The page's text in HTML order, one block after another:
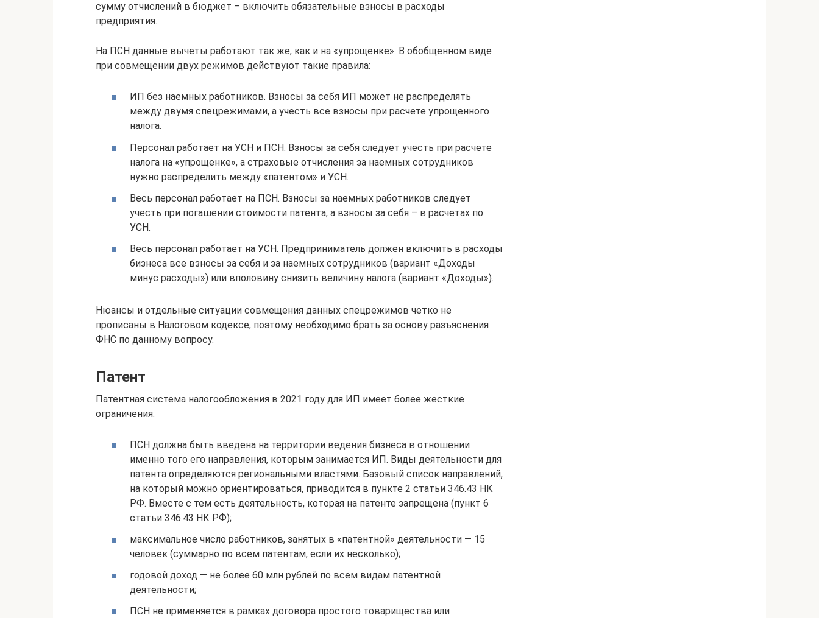
сумму отчислений в бюджет – включить обязательные взносы в расходы
предприятия.
На ПСН данные вычеты работают так же, как и на «упрощенке». В обобщенном виде
при совмещении двух режимов действуют такие правила:
ИП без наемных работников. Взносы за себя ИП может не распределять
между двумя спецрежимами, а учесть все взносы при расчете упрощенного
налога.
Персонал работает на УСН и ПСН. Взносы за себя следует учесть при расчете
налога на «упрощенке», а страховые отчисления за наемных сотрудников
нужно распределить между «патентом» и УСН.
Весь персонал работает на ПСН. Взносы за наемных работников следует
учесть при погашении стоимости патента, а взносы за себя – в расчетах по
УСН.
Весь персонал работает на УСН. Предприниматель должен включить в расходы
бизнеса все взносы за себя и за наемных сотрудников (вариант «Доходы
минус расходы») или вполовину снизить величину налога (вариант «Доходы»).
Нюансы и отдельные ситуации совмещения данных спецрежимов четко не
прописаны в Налоговом кодексе, поэтому необходимо брать за основу разъяснения
ФНС по данному вопросу.
Патент
Патентная система налогообложения в 2021 году для ИП имеет более жесткие
ограничения:
ПСН должна быть введена на территории ведения бизнеса в отношении
именно того его направления, которым занимается ИП. Виды деятельности для
патента определяются региональными властями. Базовый список направлений,
на который можно ориентироваться, приводится в пункте 2 статьи 346.43 НК
РФ. Вместе с тем есть деятельность, которая на патенте запрещена (пункт 6
статьи 346.43 НК РФ);
максимальное число работников, занятых в «патентной» деятельности — 15
человек (суммарно по всем патентам, если их несколько);
годовой доход — не более 60 млн рублей по всем видам патентной
деятельности;
ПСН не применяется в рамках договора простого товарищества или